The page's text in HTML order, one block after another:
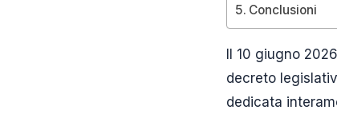
Conclusioni
Il 10 giugno
decreto
dedicata